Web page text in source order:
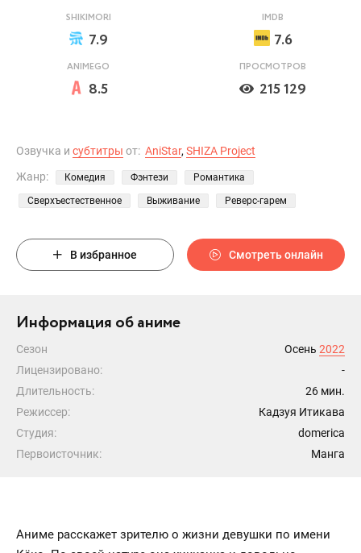
SHIKIMORI
7.9
IMDB
7.6
ANIMEGO
8.5
ПРОСМОТРОВ
215 129
Озвучка и субтитры от: AniStar, SHIZA Project
Жанр:
Комедия Фэнтези Романтика
Сверхъестественное Выживание Реверс-гарем
В избранное Смотреть онлайн
Информация об аниме
Сезон Осень 2022
Лицензировано:
-
Длительность:
26 мин.
Режиссер:
Кадзуя Итикава
Студия:
domerica
Первоисточник:
Манга
Аниме расскажет зрителю о жизни девушки по имени